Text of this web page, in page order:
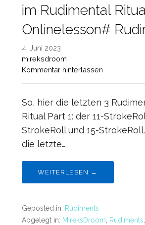
im Rudimental
Onlinelesson#
4. Juni 2023
mireksdroom
Kommentar hinterlassen
So, hier die letzten 3
Ritual Part 1: der 11-
StrokeRoll und 15-
die letzte…
WEITERLESEN →
Geposted in: Rudiments
Abgelegt in: MireksDroom Rudiments